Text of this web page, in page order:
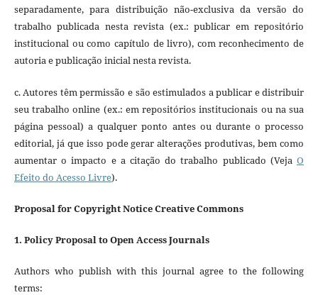
separadamente, para distribuição não-exclusiva da versão do
trabalho publicada nesta revista (ex.: publicar em repositório
institucional ou como capítulo de livro), com reconhecimento de
autoria e publicação inicial nesta revista.
c. Autores têm permissão e são estimulados a publicar e distribuir
seu trabalho online (ex.: em repositórios institucionais ou na sua
página pessoal) a qualquer ponto antes ou durante o processo
editorial, já que isso pode gerar alterações produtivas, bem como
aumentar o impacto e a citação do trabalho publicado (VejaO
Efeito do Acesso Livre).
Proposal for Copyright Notice Creative Commons
1. Policy Proposal to Open Access Journals
Authors who publish with this journal agree to the following
terms: